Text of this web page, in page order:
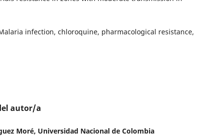
infection, chloroquine, pharmacological resistance,
autor/a
Moré, Universidad Nacional de Colombia